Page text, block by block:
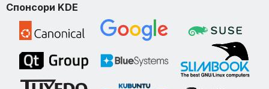
Спонсори KDE